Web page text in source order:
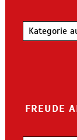
Kategorien
FREUDE